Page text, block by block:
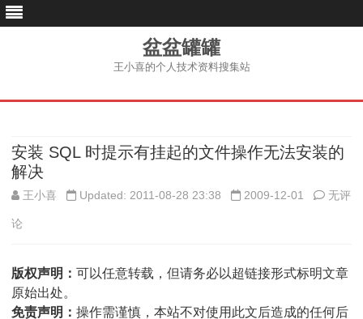
盆盆罐罐
王小喜的个人技术资料搜集站
跳
容
安装 SQL 时提示有挂起的文件操作无法安装的
解决
王小喜 Updated: 2011-08-28 23:38 2009-12-01 安
时
提
无评
论
版权声明： 可以任意转载，但请务必以超链接形式标明文章
原始出处。
免责声明： 操作需谨慎，本站不对使用此文后造成的任何后